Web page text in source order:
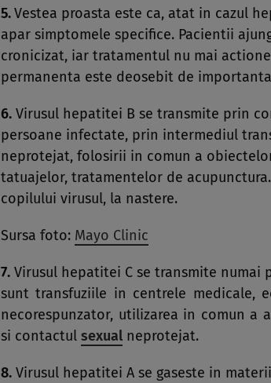
5.Vestea proasta este ca, atat in cazul
apar simptomele specifice. Pacientii
cronicizat, iar tratamentul nu mai
permanenta este deosebit de
6. Virusul hepatitei B se transmite prin
persoane infectate, prin intermediul
neprotejat, folosirii in comun a
tatuajelor, tratamentelor de
copilului virusul, la nastere.
Sursa foto: Mayo Clinic
7. Virusul hepatitei C se transmite numai
sunt transfuziile in centrele medicale,
necorespunzator, utilizarea in comun a
si contactul sexual neprotejat.
8. Virusul hepatitei A se gaseste in